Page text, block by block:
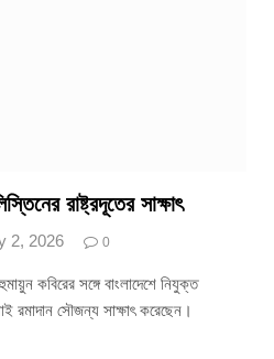
রাষ্ট্রদূতের সাক্ষাৎ
2, 2026 0
কবিরের সঙ্গে বাংলাদেশে নিযুক্ত
রমাদান সৌজন্য সাক্ষাৎ করেছেন।